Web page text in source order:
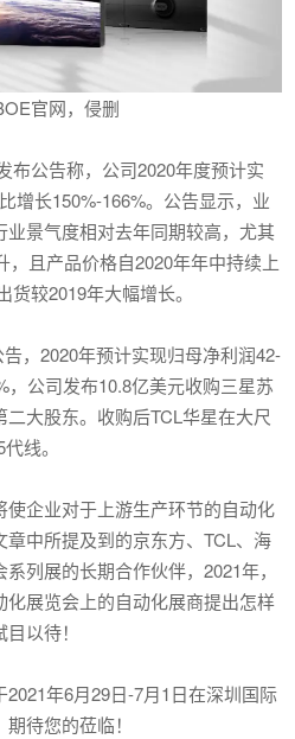
官网，侵删
布公告称，公司2020年度预计实
增长150%-166%。公告显示，业
景气度相对去年同期较高，尤其
，且产品价格自2020年年中持续上
较2019年大幅增长。
，2020年预计实现归母净利润42-
，公司发布10.8亿美元收购三星苏
大股东。收购后TCL华星在大尺
线。
企业对于上游生产环节的自动化
中所提及到的京东方、TCL、海
列展的长期合作伙伴，2021年，
展览会上的自动化展商提出怎样
以待！
年6月29日-7月1日在深圳国际
待您的莅临！